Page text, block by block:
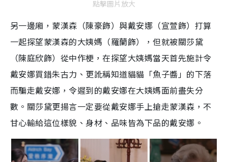
點擊圖片放大
另一邊廂，蒙漢森（陳豪飾）與戴安娜（宣萱飾）打算
一起探望蒙漢森的大姨媽（羅蘭飾），但就被關莎黛
（陳庭欣飾）從中作梗，在探望大姨媽當天首先施計令
戴安娜買錯朱古力、更訛稱知道貓貓「魚子醬」的下落
而騙走戴安娜，令遲到的戴安娜在大姨媽面前盡失分
數。關莎黛更揚言一定要從戴安娜手上搶走蒙漢森，不
甘心輸給這位樣貌、身材、品味皆為下品的戴安娜。